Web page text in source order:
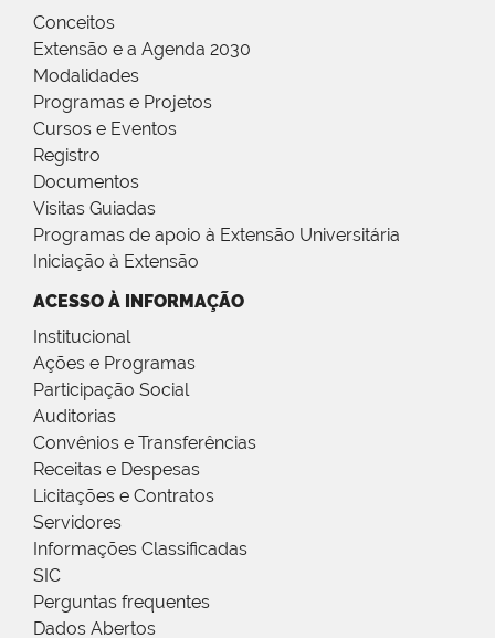
Conceitos
Extensão e a Agenda 2030
Modalidades
Programas e Projetos
Cursos e Eventos
Registro
Documentos
Visitas Guiadas
Programas de apoio à Extensão Universitária
Iniciação à Extensão
ACESSO À INFORMAÇÃO
Institucional
Ações e Programas
Participação Social
Auditorias
Convênios e Transferências
Receitas e Despesas
Licitações e Contratos
Servidores
Informações Classificadas
SIC
Perguntas frequentes
Dados Abertos